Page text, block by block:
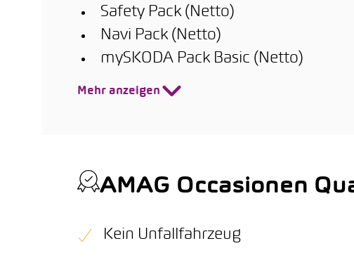
Safety Pack (Netto)
Navi Pack (Netto)
mySKODA Pack Basic (Netto)
Mehr anzeigen
AMAG Occasionen
Kein Unfallfahrzeug